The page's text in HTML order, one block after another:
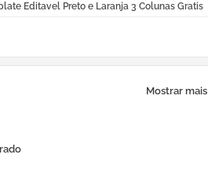
Editavel Preto e Laranja 3 Colunas Gratis
Mostrar mais